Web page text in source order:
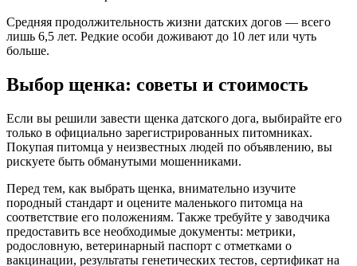
Средняя продолжительность жизни датских догов — всего
лишь 6,5 лет. Редкие особи доживают до 10 лет или чуть
больше.
Выбор щенка: советы и стоимость
Если вы решили завести щенка датского дога, выбирайте его
только в официально зарегистрированных питомниках.
Покупая питомца у неизвестных людей по объявлению, вы
рискуете быть обманутыми мошенниками.
Перед тем, как выбрать щенка, внимательно изучите
породный стандарт и оцените маленького питомца на
соответствие его положениям. Также требуйте у заводчика
предоставить все необходимые документы: метрики,
родословную, ветеринарный паспорт с отметками о
вакцинации, результаты генетических тестов, сертификат на